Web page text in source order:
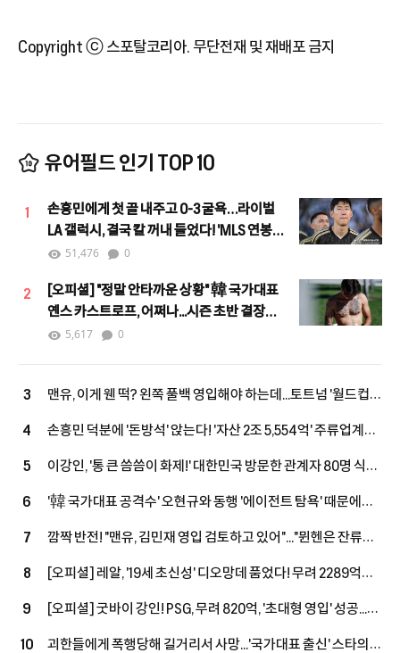
Copyright ⓒ 스포탈코리아. 무단전재 및 재배포 금지
유어필드 인기 TOP 10
1
손흥민에게 첫 골 내주고 0-3 굴욕…라이벌
LA 갤럭시, 결국 칼 꺼내 들었다! 'MLS 연봉
4위' 로사노 영입 임박
51,476 0
2
[오피셜] "정말 안타까운 상황" 韓 국가대표
옌스 카스트로프, 어쩌나...시즌 초반 결장
불가피 "당분간 출전 어려울 것"
5,617 0
3
맨유, 이게 웬 떡? 왼쪽 풀백 영입해야 하는데...토트넘 '월드컵
4
손흥민 덕분에 '돈방석' 앉는다! '자산 2조 5,554억' 주류업계
5
이강인, '통 큰 씀씀이 화제!' 대한민국 방문한 관계자 80명 식사
있다" 호평
6
'韓 국가대표 공격수' 오현규와 동행 '에이전트 탐욕' 때문에
7
깜짝 반전! "맨유, 김민재 영입 검토하고 있어"..."뮌헨은 잔류로
8
[오피셜] 레알, '19세 초신성' 디오망데 품었다! 무려 2289억
공격진' 구축
9
[오피셜] 굿바이 강인! PSG, 무려 820억, '초대형 영입' 성공...
10
괴한들에게 폭행당해 길거리서 사망...'국가대표 출신' 스타의